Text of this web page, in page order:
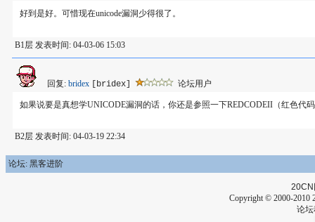
好到是好。可惜现在unicode漏洞少得很了。
B1层 发表时间: 04-03-06 15:03
回复: bridex [bridex] 论坛用户
如果说要是真想学UNICODE漏洞的话，你还是参照一下REDCODEII（红色
B2层 发表时间: 04-03-19 22:34
论坛: 黑客进阶
20CN
Copyright © 2000-2010
论